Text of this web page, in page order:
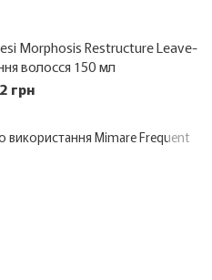
Morphosis Restructure Leave-
волосся 150 мл
грн